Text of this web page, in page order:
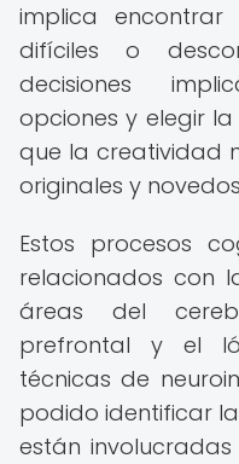
implica encontrar
difíciles o
decisiones
opciones y elegir
que la creatividad
originales y
Estos procesos
relacionados con
áreas del
prefrontal y el
técnicas de
podido identificar
están